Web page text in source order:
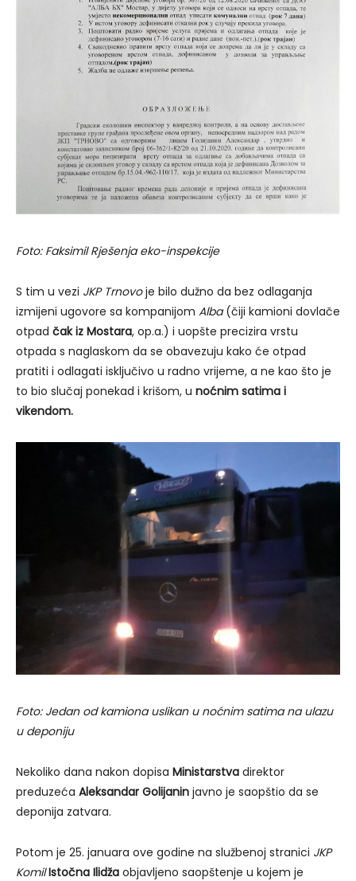
Foto: Faksimil Rješenja eko-inspekcije
S tim u vezi JKP Trnovoje bilo dužno da bez odlaganja
izmijeni ugovore sa kompanijom Alba(čiji kamioni dovlače
otpad čak iz Mostara, op.a.) i uopšte precizira vrstu
otpada s naglaskom da se obavezuju kako će otpad
pratiti i odlagati isključivo u radno vrijeme, a ne kao što je
to bio slučaj ponekad i krišom, u noćnim satima i
vikendom.
Foto: Jedan od kamiona uslikan u noćnim satima na ulazu
u deponiju
Nekoliko dana nakon dopisa Ministarstva direktor
preduzeća Aleksandar Golijanin javno je saopštio da se
deponija zatvara.
Potom je 25. januara ove godine na službenoj stranici JKP
Komil Istočna Ilidža objavljeno saopštenje u kojem je